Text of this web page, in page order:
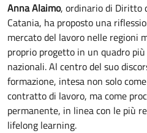
Anna Alaimo, ordinario di Diritto
Catania, ha proposto una
mercato del lavoro nelle regioni
proprio progetto in un quadro
nazionali. Al centro del suo
formazione, intesa non solo
contratto di lavoro, ma come
permanente, in linea con le più
lifelong learning.